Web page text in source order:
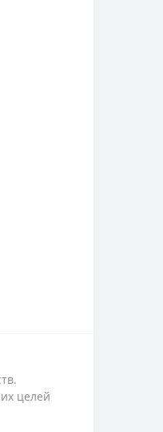
целей